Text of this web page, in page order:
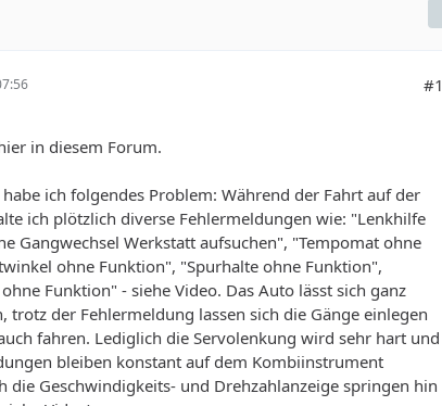
#1
in diesem Forum.
ich folgendes Problem: Während der Fahrt auf der
ich plötzlich diverse Fehlermeldungen wie: "Lenkhilfe
Gangwechsel Werkstatt aufsuchen", "Tempomat ohne
ohne Funktion", "Spurhalte ohne Funktion",
Funktion" - siehe Video. Das Auto lässt sich ganz
trotz der Fehlermeldung lassen sich die Gänge einlegen
fahren. Lediglich die Servolenkung wird sehr hart und
bleiben konstant auf dem Kombiinstrument
die Geschwindigkeits- und Drehzahlanzeige springen hin